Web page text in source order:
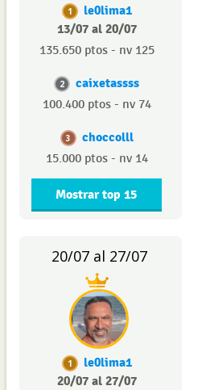
1
le0lima1
13/07 al 20/07
135.650 ptos - nv 125
2 caixetassss
100.400 ptos - nv 74
3 choccolll
15.000 ptos - nv 14
Mostrar top 15
20/07 al 27/07
1
le0lima1
20/07 al 27/07